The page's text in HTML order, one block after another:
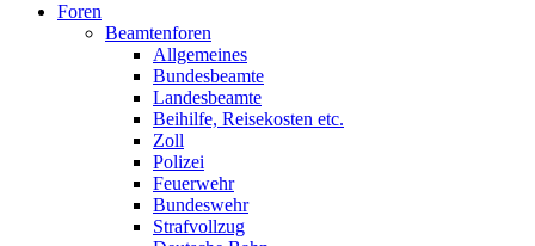
Foren
Beamtenforen
Allgemeines
Bundesbeamte
Landesbeamte
Beihilfe, Reisekosten etc.
Zoll
Polizei
Feuerwehr
Bundeswehr
Strafvollzug